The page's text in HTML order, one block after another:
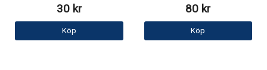
30 kr
Köp
80 kr
Köp